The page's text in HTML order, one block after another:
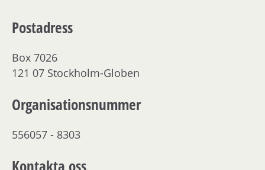
Postadress
Box 7026
121 07 Stockholm-Globen
Organisationsnummer
556057 - 8303